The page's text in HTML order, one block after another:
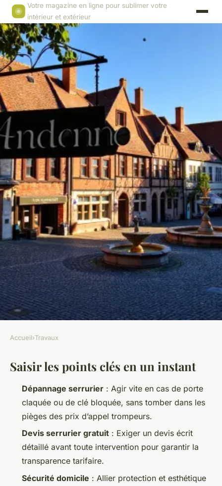
Votre magazine en ligne pour sublimer votre
intérieur et extérieur
Les meilleurs artisans
serruriers disponibles à
Andenne
Auberte• 08/05/2026 10:32 9 min de lecture
Accueil›Travaux
Saisir les points clés en un instant
Dépannage serrurier : Agir vite en cas de porte
claquée ou de clé bloquée, sans tomber dans les
pièges des prix d’appel trompeurs.
Devis serrurier gratuit : Exiger un devis écrit
détaillé avant toute intervention pour garantir la
transparence tarifaire.
Sécurité domicile : Allier protection et esthétique